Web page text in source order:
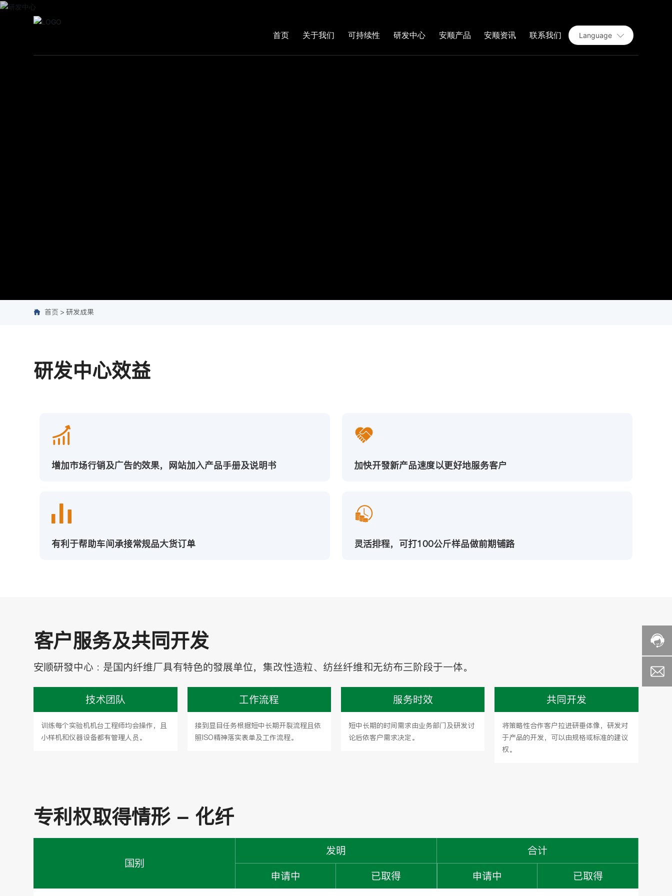
首页 关于我们 可持续性 研发中心 安顺产品 安顺资讯 联系我们 Language
研发中心
首页 研发成果
研发中心效益
增加市场行销及广告的效果，网站加入产品手册及说明书 加快开發新产品速度以更好地服务客户
有利于帮助车间承接常规品大货订单 灵活排程，可打100公斤样品做前期铺路
客户服务及共同开发
安顺研發中心 : 是国内纤维厂具有特色的發展单位，集改性造粒、纺丝纤维和无纺布三阶段于一体。
技术团队
训练每个实验机机台工程师均会操作，且
小样机和仪器设备都有管理人员。
工作流程
接到显目任务根据短中长期开裂流程且依
照ISO精神落实表单及工作流程。
服务时效
短中长期的时间需求由业务部门及研发讨
论后依客户需求决定。
共同开发
将策略性合作客户拉进研垂体像，研发对
于产品的开发，可以由规格或标准的建议
权。
专利权取得情形 - 化纤
国别
发明
申请中
已取得
合计
申请中
已取得